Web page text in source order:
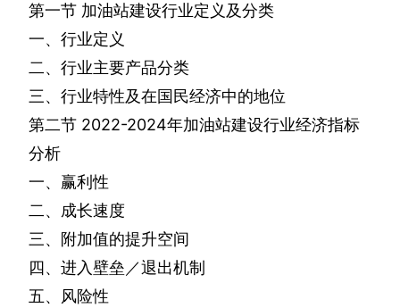
第一节 加油站建设行业定义及分类
一、行业定义
二、行业主要产品分类
三、行业特性及在国民经济中的地位
第二节 2022-2024年加油站建设行业经济指标
分析
一、赢利性
二、成长速度
三、附加值的提升空间
四、进入壁垒／退出机制
五、风险性